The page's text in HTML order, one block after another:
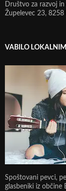
Društvo za razvoj
Župelevec 23, 8258
VABILO
Spoštovani pevci,
glasbeniki iz občine